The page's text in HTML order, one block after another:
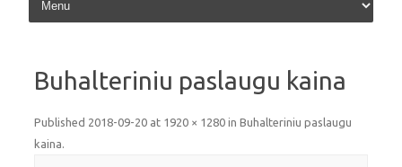
Buhalteriniu paslaugu kaina
Published 2018-09-20 at 1920 × 1280 in Buhalteriniu paslaugu
kaina.